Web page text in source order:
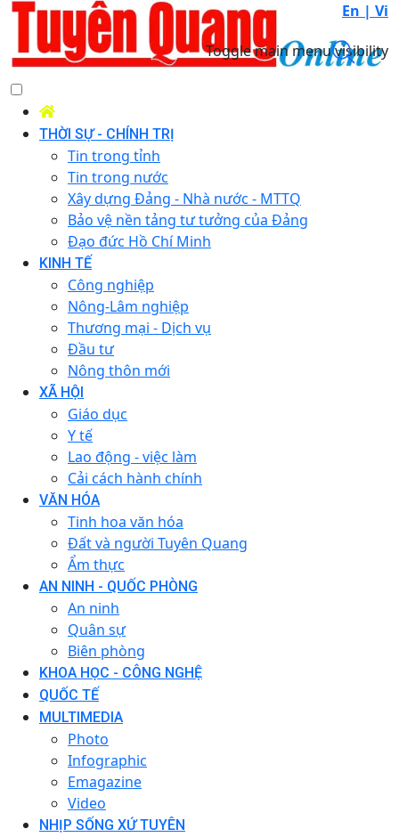
En | Vi
Toggle main menu visibility
THỜI SỰ - CHÍNH TRỊ
Tin trong tỉnh
Tin trong nước
Xây dựng Đảng - Nhà nước - MTTQ
Bảo vệ nền tảng tư tưởng của Đảng
Đạo đức Hồ Chí Minh
KINH TẾ
Công nghiệp
Nông-Lâm nghiệp
Thương mại - Dịch vụ
Đầu tư
Nông thôn mới
XÃ HỘI
Giáo dục
Y tế
Lao động - việc làm
Cải cách hành chính
VĂN HÓA
Tinh hoa văn hóa
Đất và người Tuyên Quang
Ẩm thực
AN NINH - QUỐC PHÒNG
An ninh
Quân sự
Biên phòng
KHOA HỌC - CÔNG NGHỆ
QUỐC TẾ
MULTIMEDIA
Photo
Infographic
Emagazine
Video
NHỊP SỐNG XỨ TUYÊN